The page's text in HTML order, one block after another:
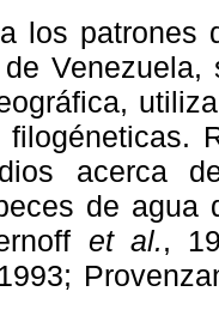
los patrones
filogéneticas.
acerca
de agua
et al.,